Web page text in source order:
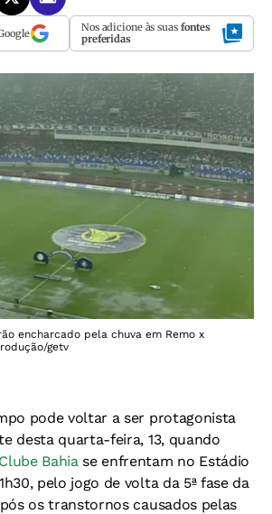
Nos adicione às suas fontes
preferidas
encharcado pela chuva em Remo x
getv
pode voltar a ser protagonista
desta quarta-feira, 13, quando
Bahiase enfrentam no Estádio
pelo jogo de volta da 5ª fase da
os transtornos causados pelas